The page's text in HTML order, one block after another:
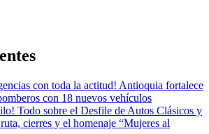
con toda la actitud! Antioquia fortalece
con 18 nuevos vehículos
Todo sobre el Desfile de Autos Clásicos y
cierres y el homenaje “Mujeres al